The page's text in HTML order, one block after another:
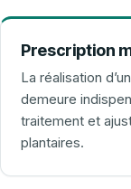
Prescription
La réalisation d’un
demeure
traitement et
plantaires.